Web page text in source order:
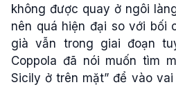
không được quay ở ngôi
nên quá hiện đại so với bối
già vẫn trong giai đoạn
Coppola đã nói muốn tìm
Sicily ở trên mặt” để vào